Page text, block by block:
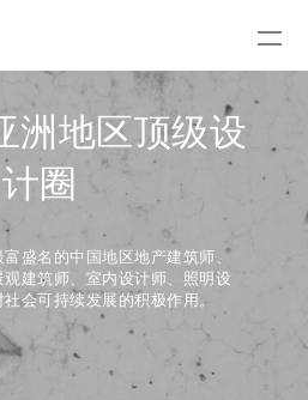
洲地区顶级设
计圈
盛名的中国地区地产建筑师、
建筑师、室内设计师、照明设
会可持续发展的积极作用。